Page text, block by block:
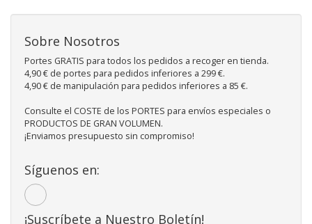
Sobre Nosotros
Portes GRATIS para todos los pedidos a recoger en tienda.
4,90 € de portes para pedidos inferiores a 299 €.
4,90 € de manipulación para pedidos inferiores a 85 €.
Consulte el COSTE de los PORTES para envíos especiales o
PRODUCTOS DE GRAN VOLUMEN.
¡Enviamos presupuesto sin compromiso!
Síguenos en:
¡Suscríbete a Nuestro Boletín!